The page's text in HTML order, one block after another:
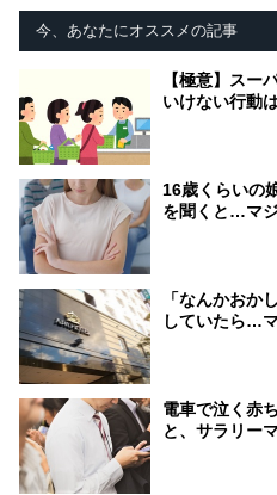
今、あなたにオススメの記事
【極意】スー
いけない行動
16歳くらいの
を聞くと…マ
「なんかおか
していたら…
電車で泣く赤
と、サラリー